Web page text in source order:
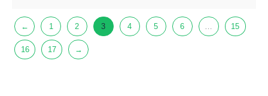
← 1 2 3 4 5 6 15
16 17 →